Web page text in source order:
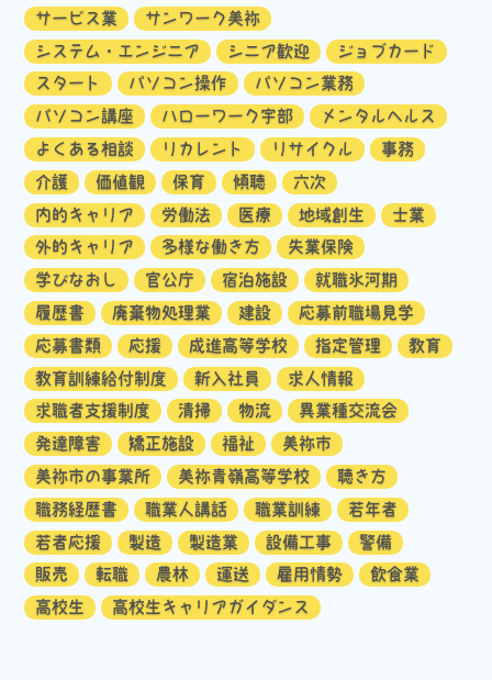
サービス業
サンワーク美祢
システム・エンジニア
シニア歓迎
ジョブカード
スタート
パソコン操作
パソコン業務
パソコン講座
ハローワーク宇部
メンタルヘルス
よくある相談
リカレント リサイクル
事務
介護
価値観 保育 傾聴
六次
内的キャリア
労働法 医療 地域創生
士業
外的キャリア
多様な働き方
失業保険
学びなおし
官公庁 宿泊施設
就職氷河期
履歴書
廃棄物処理業 建設
応募前職場見学
応募書類
応援 成進高等学校 指定管理
教育
教育訓練給付制度
新入社員
求人情報
求職者支援制度
清掃 物流
異業種交流会
発達障害
矯正施設 福祉
美祢市
美祢市の事業所
美祢青嶺高等学校
聴き方
職務経歴書
職業人講話 職業訓練
若年者
若者応援
製造 製造業 設備工事
警備
販売
転職 農林 運送 雇用情勢
飲食業
高校生
高校生キャリアガイダンス